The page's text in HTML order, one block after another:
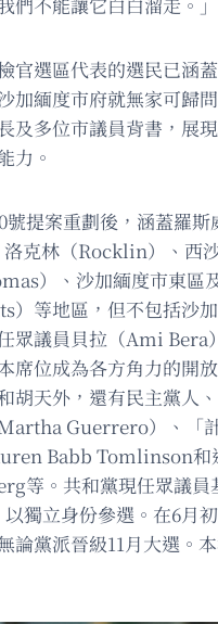
官選區代表的選民已涵
加緬度市府就無家可歸
及多位市議員背書，展
力。
號提案重劃後，涵蓋羅斯
洛克林（Rocklin）、西
）、沙加緬度市東區
）等地區，但不包括沙
眾議員貝拉（Ami Bera
席位成為各方角力的開
胡天外，還有民主黨人
Guerrero）、「計
Babb Tomlinson和
等。共和黨現任眾議員
獨立身份參選。在6月
論黨派晉級11月大選。